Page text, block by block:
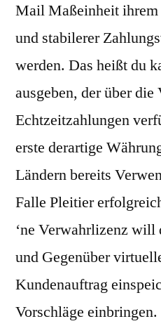
Mail Maßeinheit
und stabilerer
werden. Das heißt du
ausgeben, der über
Echtzeitzahlungen
erste derartige
Ländern bereits
Falle Pleitier
‘ne Verwahrlizenz
und Gegenüber
Kundenauftrag
Vorschläge